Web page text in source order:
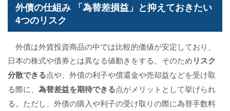
外債の仕組み 「為替差損益」と抑えておきたい
4つのリスク
外債は外貨投資商品の中では比較的価値が安定しており、
日本の株式や債券とは異なる値動きをする。そのためリスク
分散できる点や、外債の利子や償還金や売却益などを受け取
る際に、 為替差益を期待できる点がメリットとして挙げられ
る。ただし、外債の購入や利子の受け取りの際に為替手数料